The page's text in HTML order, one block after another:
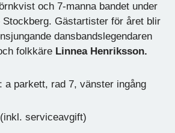
och 7-manna bandet under
Stockberg. Gästartister för året blir
dansbandslegendaren
folkkäre Linnea Henriksson.
a parkett, rad 7, vänster ingång
serviceavgift)